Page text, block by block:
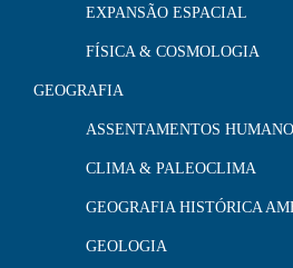
EXPANSÃO ESPACIAL
FÍSICA & COSMOLOGIA
GEOGRAFIA
ASSENTAMENTOS
CLIMA & PALEOCLIMA
GEOGRAFIA HISTÓRICA
GEOLOGIA